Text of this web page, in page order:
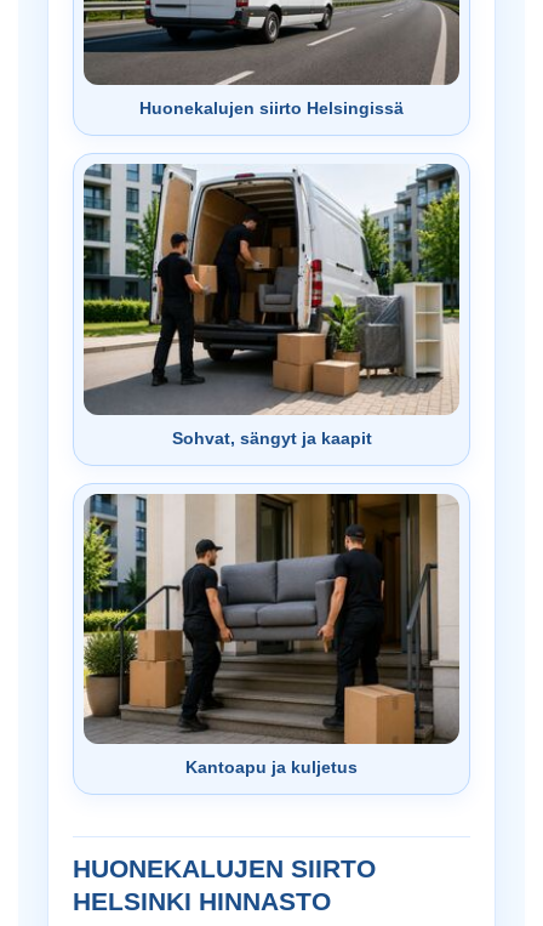
Huonekalujen siirto Helsingissä
Sohvat, sängyt ja kaapit
Kantoapu ja kuljetus
HUONEKALUJEN SIIRTO
HELSINKI HINNASTO